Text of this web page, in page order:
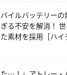
イルバッテリーの
る不安を解消！
素材を採用［ハイ